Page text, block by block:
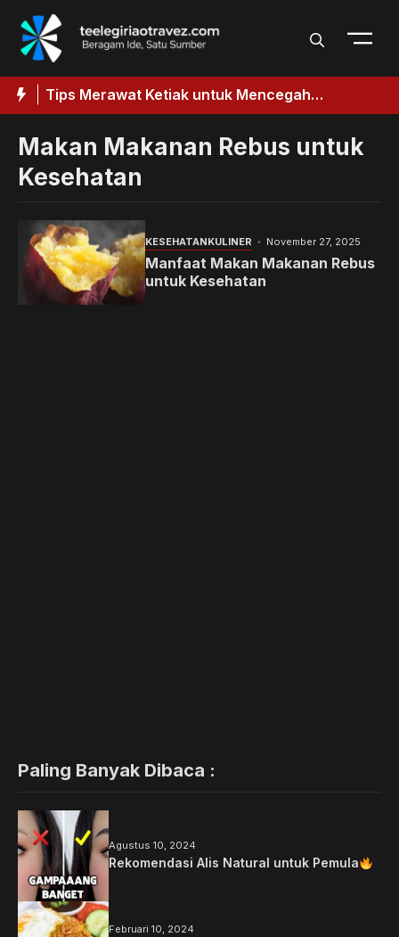
Langsung
Tips Merawat Ketiak untuk Mencegah
Penggelapan
Makan Makanan Rebus untuk
Kesehatan
KESEHATANKULINER November 27, 2025
Manfaat Makan Makanan Rebus
untuk Kesehatan
Paling Banyak Dibaca :
Agustus 10, 2024
Rekomendasi Alis Natural untuk Pemula
Februari 10, 2024